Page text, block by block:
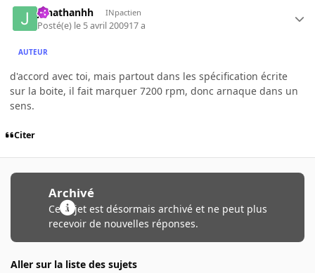
jonathanhh INpactien
Posté(e) le 5 avril 200917 a
AUTEUR
d'accord avec toi, mais partout dans les spécification écrite
sur la boite, il fait marquer 7200 rpm, donc arnaque dans un
sens.
Citer
Archivé
Ce sujet est désormais archivé et ne peut plus
recevoir de nouvelles réponses.
Aller sur la liste des sujets